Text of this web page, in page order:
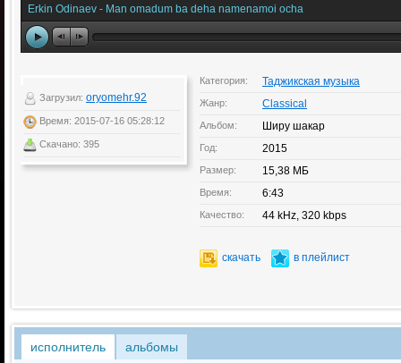
Erkin Odinaev - Man omadum ba deha namenamoi ocha
Загрузил: oryomehr.92
Время: 2015-07-16 05:28:12
Скачано: 395
Категория: Таджикская музыка
Жанр: Classical
Альбом: Ширу шакар
Год: 2015
Размер: 15,38 МБ
Время: 6:43
Качество: 44 kHz, 320 kbps
скачать в плейлист
исполнитель альбомы